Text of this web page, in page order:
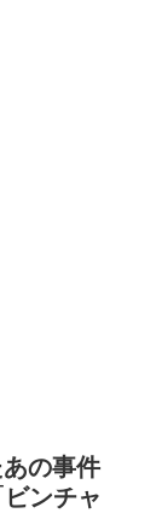
の事件
ンチャ